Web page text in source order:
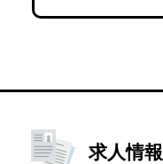
求人情報